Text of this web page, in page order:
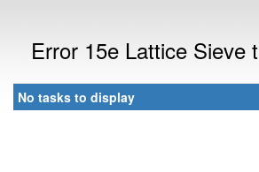
Error 15e Lattice Sieve
No tasks to display